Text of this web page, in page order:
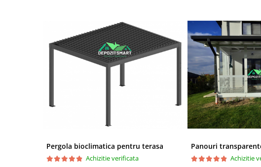
Pergola bioclimatica pentru terasa
Achizitie verificata
Achizitie